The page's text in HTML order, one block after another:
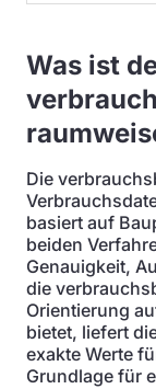
Was ist
Die
basiert auf
beiden
Genauigkeit,
die
Orientierung
bietet, liefert
exakte Werte
Grundlage für